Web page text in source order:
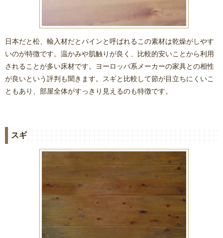
日本だと松、輸入材だとパインと呼ばれるこの素材は乾燥がしやす
いのが特徴です。温かみや肌触りが良く、比較的安いことから利用
されることが多い床材です。ヨーロッパ系メーカーの家具との相性
が良いという評判も聞きます。スギと比較して節が目立ちにくいこ
ともあり、部屋全体がすっきり見えるのも特徴です。
スギ